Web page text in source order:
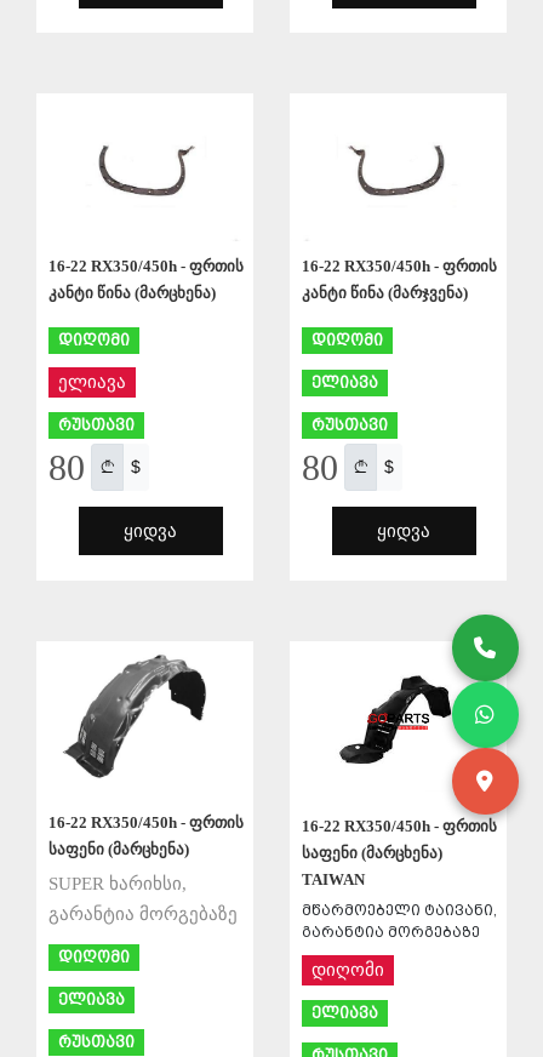
16-22 RX350/450h - ფრთის
კანტი წინა (მარცხენა)
დიღომი
ელიავა
რუსთავი
80 $
ᲧᲘᲓᲕᲐ
16-22 RX350/450h - ფრთის
კანტი წინა (მარჯვენა)
დიღომი
ელიავა
რუსთავი
80 $
ᲧᲘᲓᲕᲐ
16-22 RX350/450h - ფრთის
საფენი (მარცხენა)
SUPER ხარიხსი,
გარანტია მორგებაზე
დიღომი
ელიავა
რუსთავი
16-22 RX350/450h - ფრთის
საფენი (მარცხენა)
TAIWAN
მწარმოებელი ტაივანი,
გარანტია მორგებაზე
დიღომი
ელიავა